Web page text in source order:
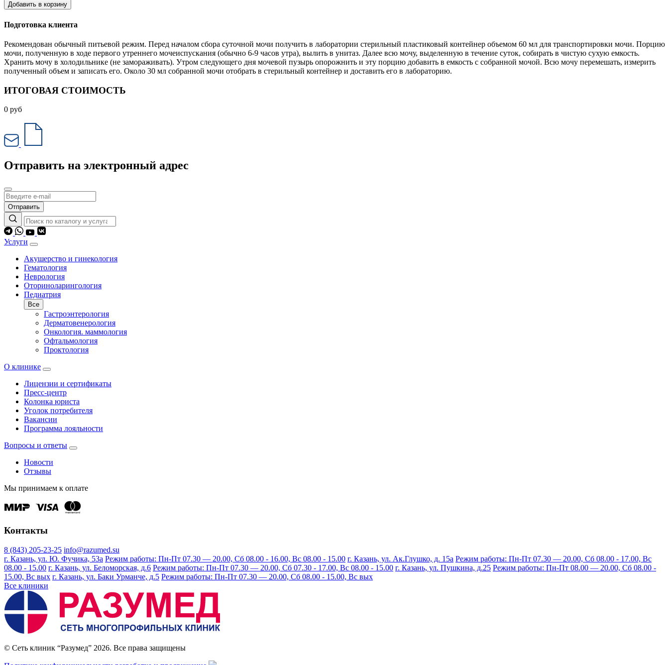
Добавить в корзину
Подготовка клиента
Рекомендован обычный питьевой режим. Перед началом сбора суточной мочи получить в лаборатории стерильный пластиковый контейнер объемом 60 мл для транспортировки мочи. Порцию
мочи, полученную в ходе первого утреннего мочеиспускания (обычно 6-9 часов утра), вылить в унитаз. Далее всю мочу, выделенную в течение суток, собирать в чистую сухую емкость.
Хранить мочу в холодильнике (не замораживать). Утром следующего дня мочевой пузырь опорожнить и эту порцию добавить в емкость с собранной мочой. Всю мочу перемешать, измерить
полученный объем и записать его. Около 30 мл собранной мочи отобрать в стерильный контейнер и доставить его в лабораторию.
ИТОГОВАЯ СТОИМОСТЬ
0 руб
Отправить на электронный адрес
Отправить
Услуги
Акушерство и гинекология
Гематология
Неврология
Оториноларингология
Педиатрия
Все
Гастроэнтерология
Дерматовенерология
Онкология. маммология
Офтальмология
Проктология
О клинике
Лицензии и сертификаты
Пресс-центр
Колонка юриста
Уголок потребителя
Вакансии
Программа лояльности
Вопросы и ответы
Новости
Отзывы
Мы принимаем к оплате
Контакты
8 (843) 205-23-25 info@razumed.su
г. Казань, ул. Ю. Фучика, 53а Режим работы: Пн-Пт 07.30 — 20.00, Сб 08.00 - 16.00, Вс 08.00 - 15.00 г. Казань, ул. Ак.Глушко, д. 15а Режим работы: Пн-Пт 07.30 — 20.00, Сб 08.00 - 17.00, Вс
08.00 - 15.00 г. Казань, ул. Беломорская, д.6 Режим работы: Пн-Пт 07.30 — 20.00, Сб 07.30 - 17.00, Вс 08.00 - 15.00 г. Казань, ул. Пушкина, д.25 Режим работы: Пн-Пт 08.00 — 20.00, Сб 08.00 -
15.00, Вс вых г. Казань, ул. Баки Урманче, д.5 Режим работы: Пн-Пт 07.30 — 20.00, Сб 08.00 - 15.00, Вс вых
Все клиники
© Сеть клиник “Разумед” 2026. Все права защищены